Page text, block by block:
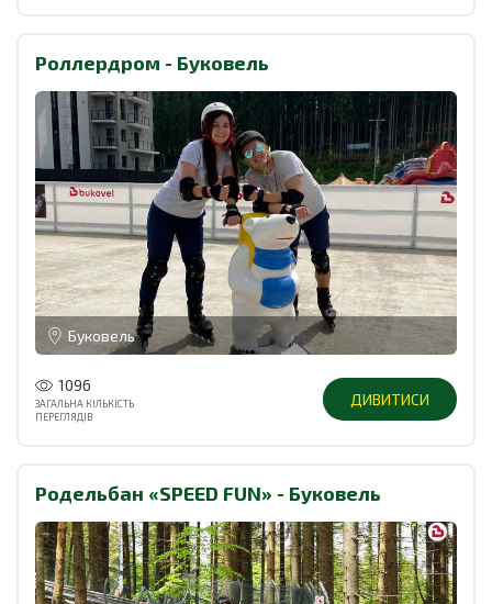
Роллердром - Буковель
Буковель
1096
ЗАГАЛЬНА КІЛЬКІСТЬ
ПЕРЕГЛЯДІВ
ДИВИТИСИ
Родельбан «SPEED FUN» - Буковель